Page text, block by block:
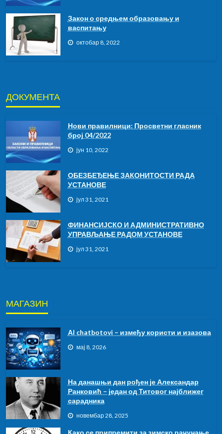
Закон о средњем образовању и
васпитању
октобар 8, 2022
ДОКУМЕНТА
Нови правилници: Просветни гласник
број 04/2022
јун 10, 2022
ОБЕЗБЕЂЕЊЕ ЗАКОНИТОСТИ РАДА
УСТАНОВЕ
јул 31, 2021
ФИНАНСИЈСКО И АДМИНИСТРАТИВНО
УПРАВЉАЊЕ РАДОМ УСТАНОВЕ
јул 31, 2021
МАГАЗИН
АI chatbotovi – између користи и изазова
мај 8, 2026
На данашњи дан рођен је Александар
Ранковић – један од Титовог најближег
сарадника
новембар 28, 2025